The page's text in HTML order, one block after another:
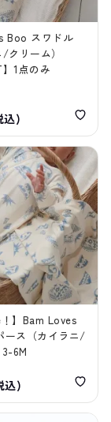
Boo スワドル
/クリーム）
】1点のみ
込)
！】Bam Loves
ース（カイラニ/
6M
込)